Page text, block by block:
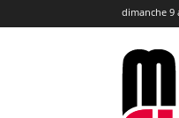
dimanche 9